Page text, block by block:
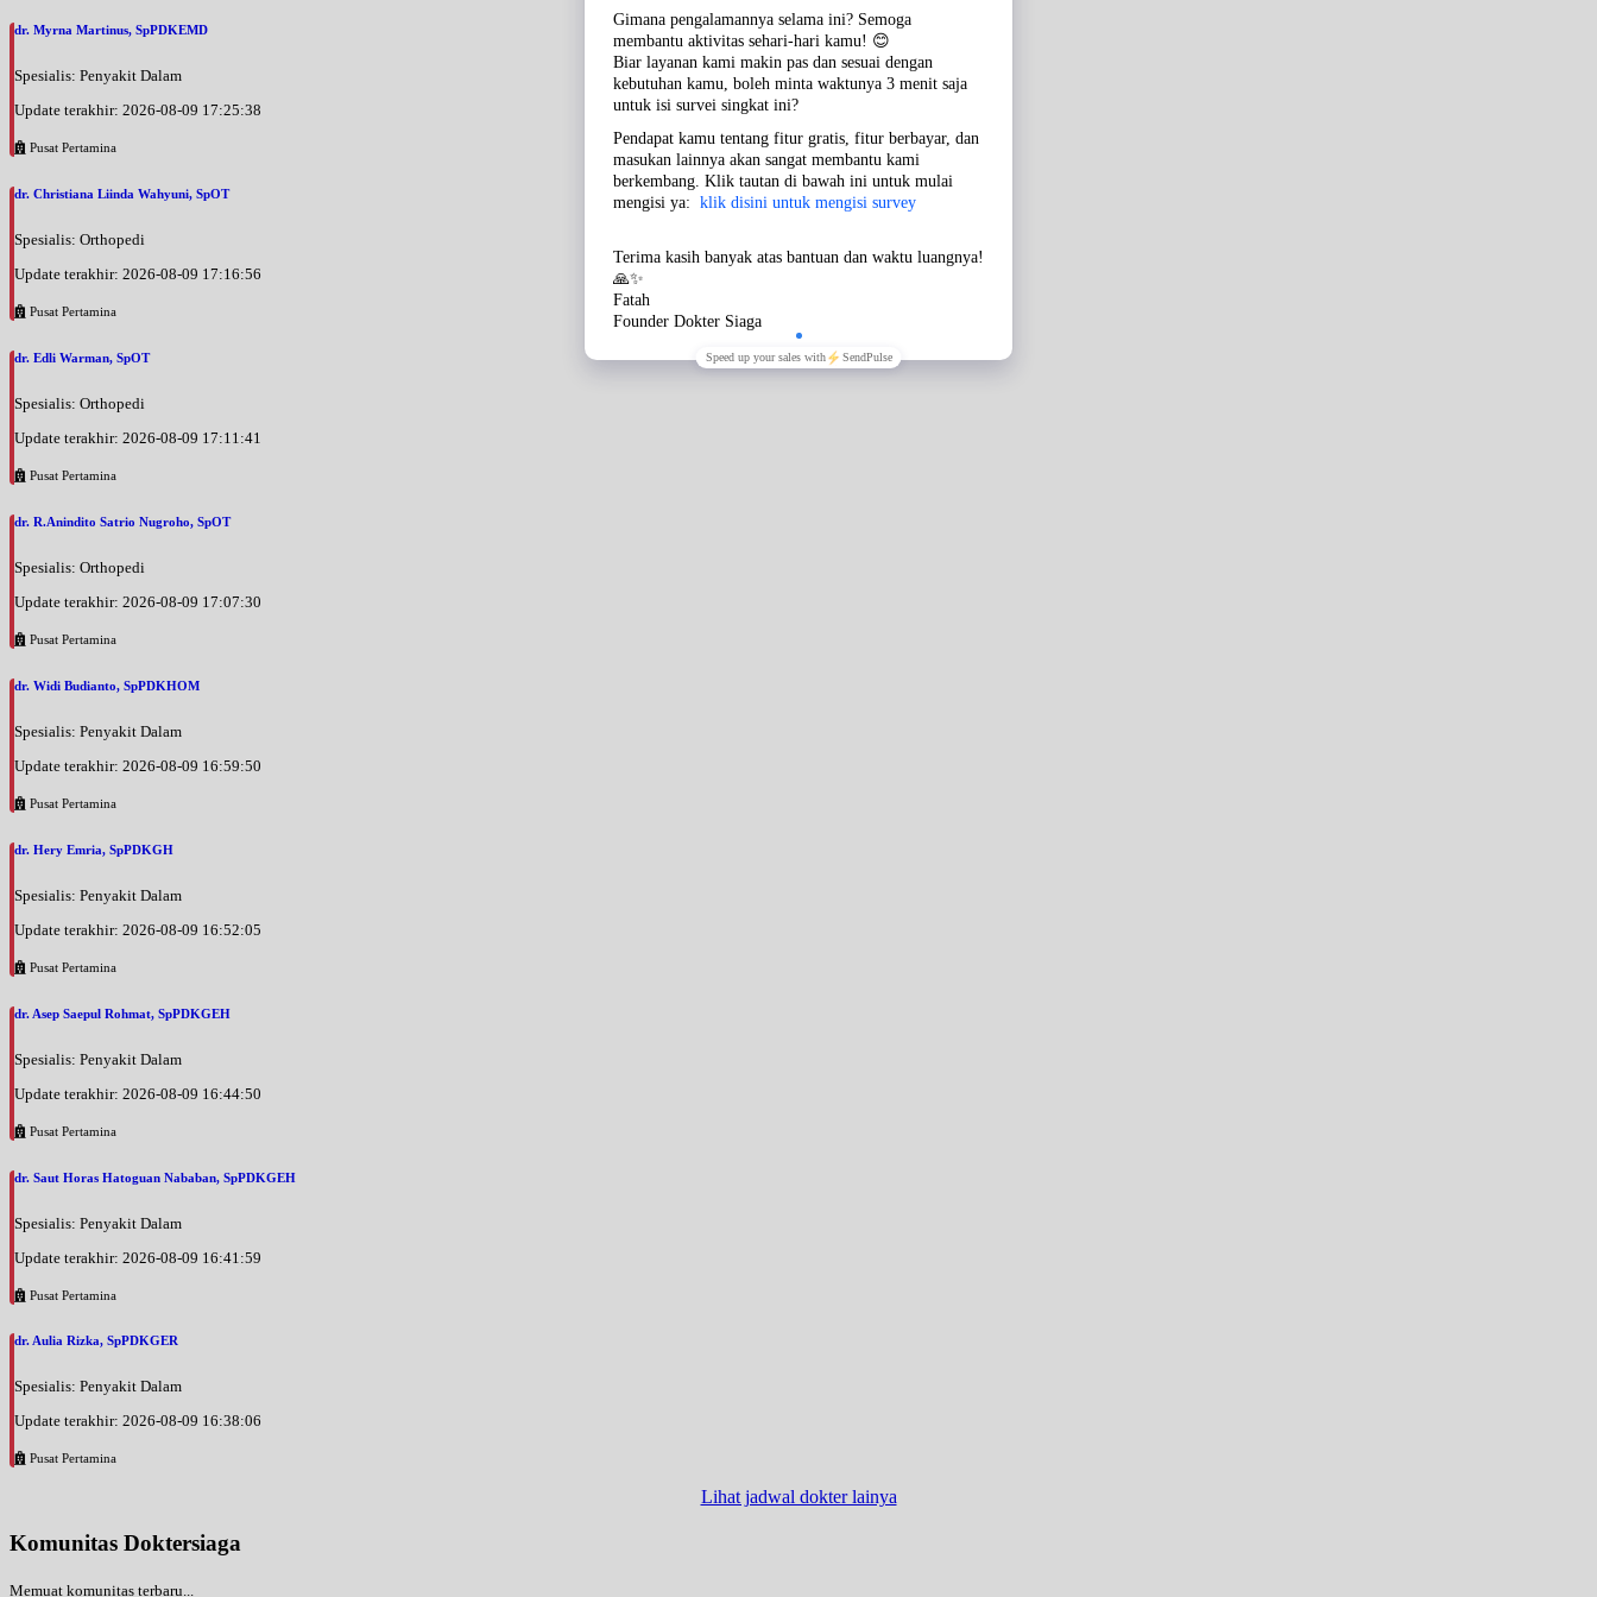
dr. Myrna Martinus, SpPDKEMD
Spesialis: Penyakit Dalam
Update terakhir: 2026-08-09 17:25:38
Pusat Pertamina
dr. Christiana Liinda Wahyuni, SpOT
Spesialis: Orthopedi
Update terakhir: 2026-08-09 17:16:56
Pusat Pertamina
dr. Edli Warman, SpOT
Spesialis: Orthopedi
Update terakhir: 2026-08-09 17:11:41
Pusat Pertamina
dr. R.Anindito Satrio Nugroho, SpOT
Spesialis: Orthopedi
Update terakhir: 2026-08-09 17:07:30
Pusat Pertamina
dr. Widi Budianto, SpPDKHOM
Spesialis: Penyakit Dalam
Update terakhir: 2026-08-09 16:59:50
Pusat Pertamina
dr. Hery Emria, SpPDKGH
Spesialis: Penyakit Dalam
Update terakhir: 2026-08-09 16:52:05
Pusat Pertamina
dr. Asep Saepul Rohmat, SpPDKGEH
Spesialis: Penyakit Dalam
Update terakhir: 2026-08-09 16:44:50
Pusat Pertamina
dr. Saut Horas Hatoguan Nababan, SpPDKGEH
Spesialis: Penyakit Dalam
Update terakhir: 2026-08-09 16:41:59
Pusat Pertamina
dr. Aulia Rizka, SpPDKGER
Spesialis: Penyakit Dalam
Update terakhir: 2026-08-09 16:38:06
Pusat Pertamina
Lihat jadwal dokter lainya
Komunitas Doktersiaga
Memuat komunitas terbaru...